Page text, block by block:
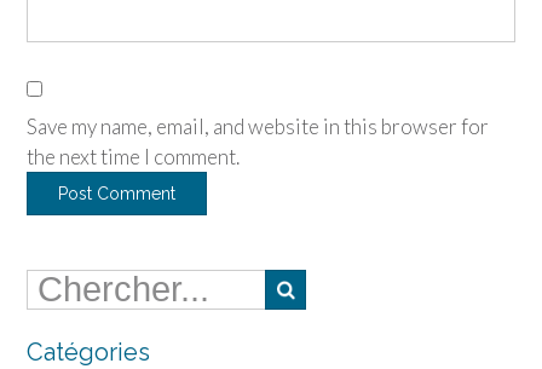
Save my name, email, and website in this browser for
the next time I comment.
Catégories